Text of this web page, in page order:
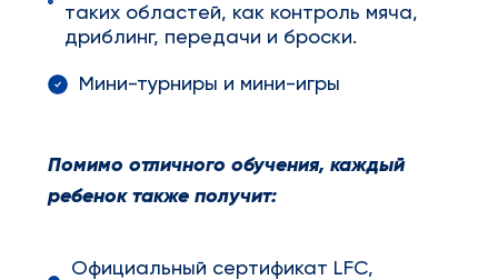
таких областей, как контроль мяча,
дриблинг, передачи и броски.
Мини-турниры и мини-игры
Помимо отличного обучения, каждый
ребенок также получит:
Официальный сертификат LFC,